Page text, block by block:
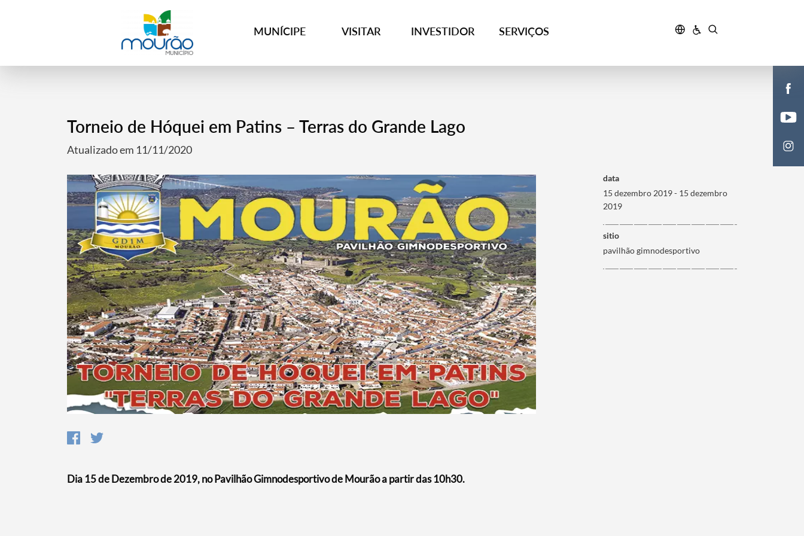
MUNÍCIPE VISITAR INVESTIDOR SERVIÇOS
Termo de Pesquisa
Categorias gerais
Torneio de Hóquei em Patins – Terras do Grande Lago
Atualizado em 11/11/2020
Dia 15 de Dezembro de 2019, no Pavilhão Gimnodesportivo de Mourão a partir das 10h30.
data
15 dezembro 2019 - 15 dezembro
2019
sitio
pavilhão gimnodesportivo